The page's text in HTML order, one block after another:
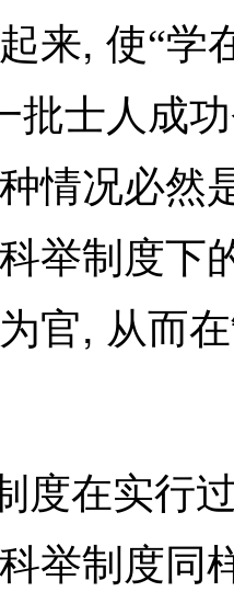
来, 使“学
批士人成
情况必然
举制度下
官, 从而
度在实行
举制度同